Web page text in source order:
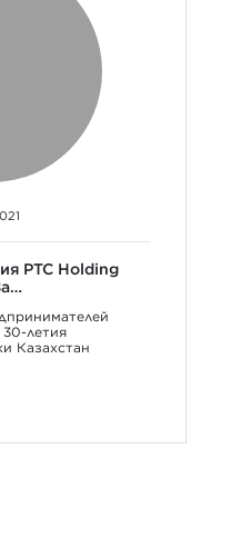
PTC Holding
летия
Казахстан